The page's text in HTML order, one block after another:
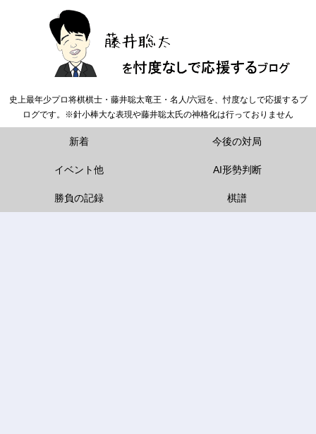
史上最年少プロ将棋棋士・藤井聡太竜王・名人/六冠を、忖度なしで応援するブ
ログです。※針小棒大な表現や藤井聡太氏の神格化は行っておりません
新着 今後の対局
イベント他 AI形勢判断
勝負の記録 棋譜